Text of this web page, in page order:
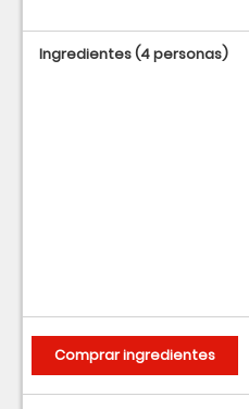
Ingredientes(4 personas)
Comprar ingredientes